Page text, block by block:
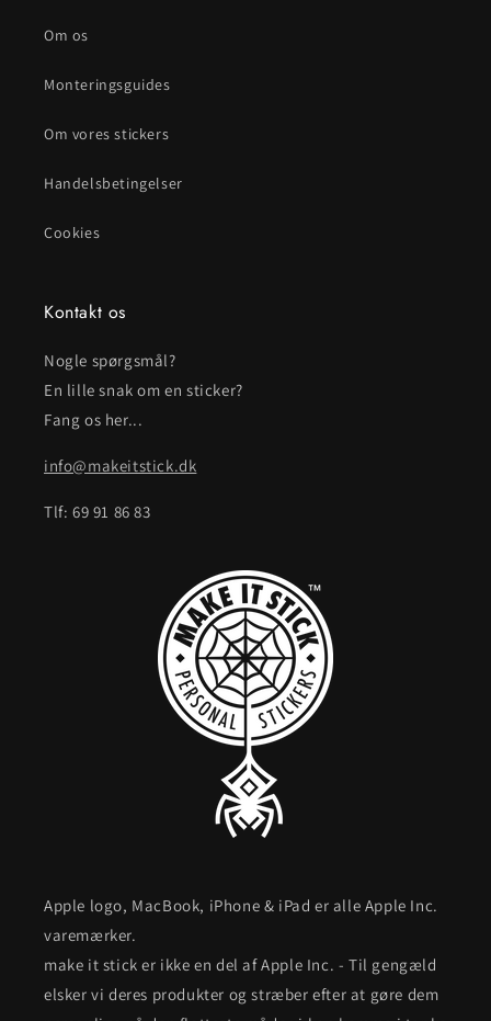
Om os
Monteringsguides
Om vores stickers
Handelsbetingelser
Cookies
Kontakt os
Nogle spørgsmål?
En lille snak om en sticker?
Fang os her...
info@makeitstick.dk
Tlf: 69 91 86 83
Apple logo, MacBook, iPhone & iPad er alle Apple Inc.
varemærker.
make it stick er ikke en del af Apple Inc. - Til gengæld
elsker vi deres produkter og stræber efter at gøre dem